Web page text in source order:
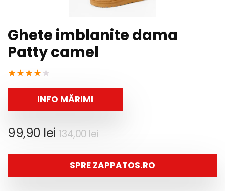
Ghete imblanite dama
Patty camel
★★★★★
INFO MĂRIMI
134,00leiPrețul
a
fost:
99,90 lei
Prețul
este:
99,90 lei.
SPRE ZAPPATOS.RO